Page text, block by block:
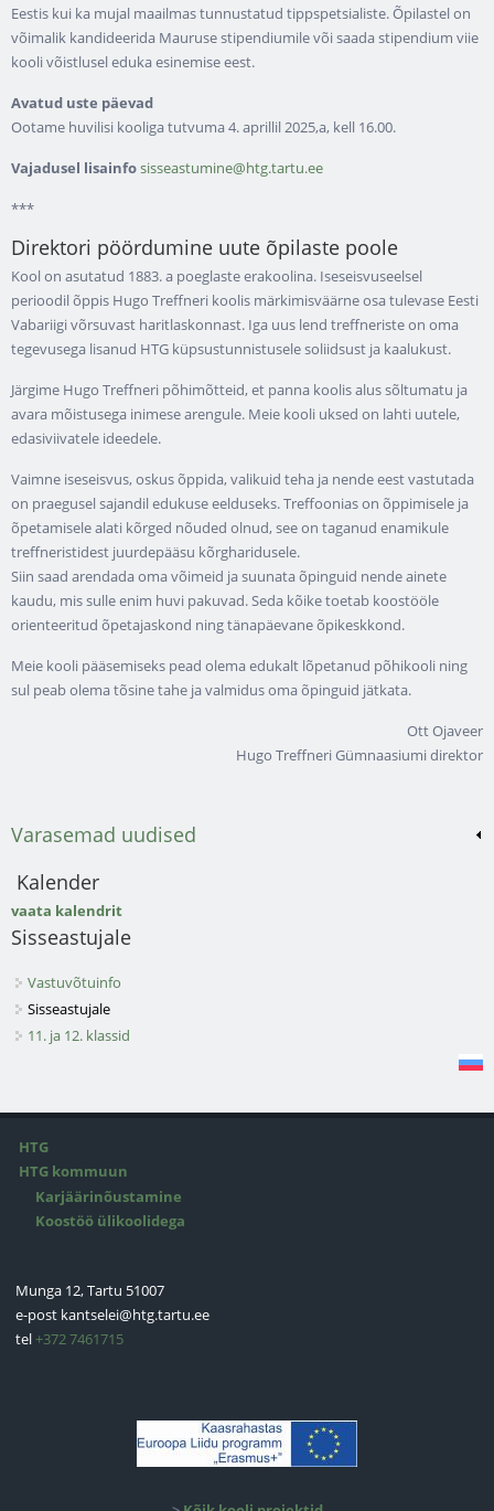
Eestis kui ka mujal maailmas tunnustatud tippspetsialiste. Õpilastel on
võimalik kandideerida Mauruse stipendiumile või saada stipendium viie
kooli võistlusel eduka esinemise eest.
Avatud uste päevad
Ootame huvilisi kooliga tutvuma 4. aprillil 2025,a, kell 16.00.
Vajadusel lisainfosisseastumine@htg.tartu.ee
***
Direktori pöördumine uute õpilaste poole
Kool on asutatud 1883. a poeglaste erakoolina. Iseseisvuseelsel
perioodil õppis Hugo Treffneri koolis märkimisväärne osa tulevase Eesti
Vabariigi võrsuvast haritlaskonnast. Iga uus lend treffneriste on oma
tegevusega lisanud HTG küpsustunnistusele soliidsust ja kaalukust.
Järgime Hugo Treffneri põhimõtteid, et panna koolis alus sõltumatu ja
avara mõistusega inimese arengule. Meie kooli uksed on lahti uutele,
edasiviivatele ideedele.
Vaimne iseseisvus, oskus õppida, valikuid teha ja nende eest vastutada
on praegusel sajandil edukuse eelduseks. Treffoonias on õppimisele ja
õpetamisele alati kõrged nõuded olnud, see on taganud enamikule
treffneristidest juurdepääsu kõrgharidusele.
Siin saad arendada oma võimeid ja suunata õpinguid nende ainete
kaudu, mis sulle enim huvi pakuvad. Seda kõike toetab koostööle
orienteeritud õpetajaskond ning tänapäevane õpikeskkond.
Meie kooli pääsemiseks pead olema edukalt lõpetanud põhikooli ning
sul peab olema tõsine tahe ja valmidus oma õpinguid jätkata.
Ott Ojaveer
Hugo Treffneri Gümnaasiumi direktor
Varasemad uudised
Kalender
vaata kalendrit
Sisseastujale
Vastuvõtuinfo
Sisseastujale
11. ja 12. klassid
HTG
HTG kommuun
Karjäärinõustamine
Koostöö ülikoolidega
Munga 12, Tartu 51007
e-post kantselei@htg.tartu.ee
tel+372 7461715